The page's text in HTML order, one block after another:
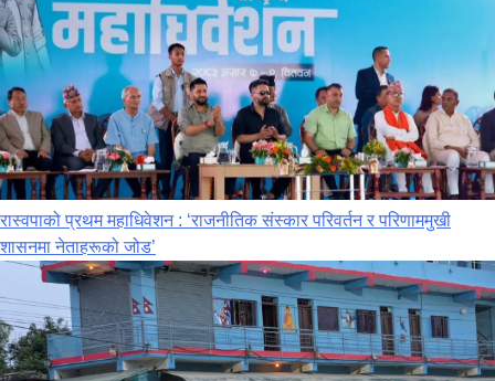
रास्वपाको प्रथम महाधिवेशन : ‘राजनीतिक संस्कार परिवर्तन र परिणाममुखी
शासनमा नेताहरूको जोड’